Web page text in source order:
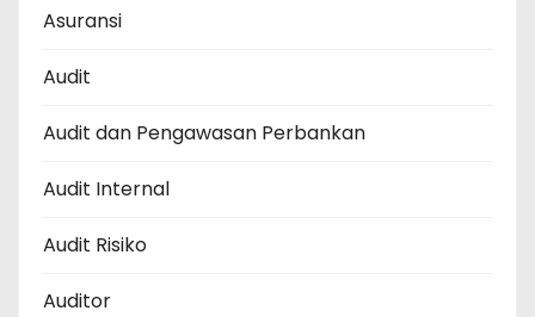
Asuransi
Audit
Audit dan Pengawasan Perbankan
Audit Internal
Audit Risiko
Auditor